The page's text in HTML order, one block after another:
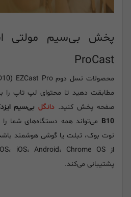
پخش بی‌سیم مولتی
ProCast
مطابقت دهید تا محتوای لپ تاپ
صفحه پخش کنید. دانگل
B10 می‌تواند همه دستگاه‌های شما
نوت بوک، تبلت یا گوشی هوشمند
پشتیبانی می‌کند.